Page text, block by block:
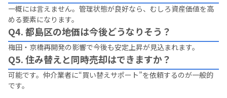
一概には言えません。管理状態が良好なら、むしろ資産価値を高
める要素になります。
Q4. 都島区の地価は今後どうなりそう？
梅田・京橋再開発の影響で今後も安定上昇が見込まれます。
Q5. 住み替えと同時売却はできますか？
可能です。仲介業者に“買い替えサポート”を依頼するのが一般的
です。